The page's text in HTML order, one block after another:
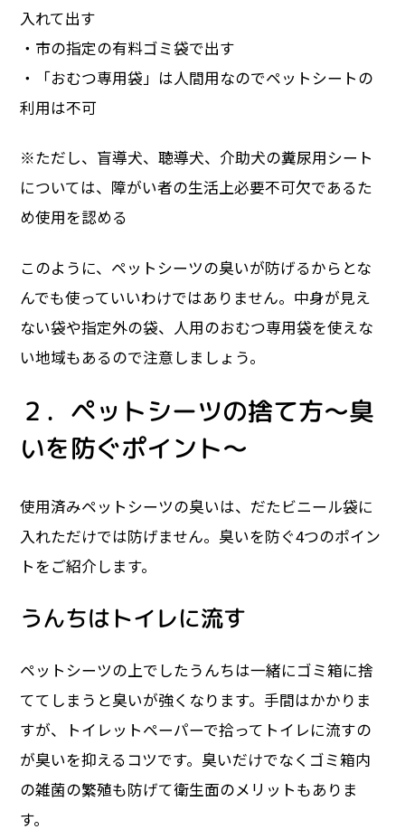
入れて出す
・市の指定の有料ゴミ袋で出す
・「おむつ専用袋」は人間用なのでペットシートの
利用は不可
※ただし、盲導犬、聴導犬、介助犬の糞尿用シート
については、障がい者の生活上必要不可欠であるた
め使用を認める
このように、ペットシーツの臭いが防げるからとな
んでも使っていいわけではありません。中身が見え
ない袋や指定外の袋、人用のおむつ専用袋を使えな
い地域もあるので注意しましょう。
２．ペットシーツの捨て方～臭
いを防ぐポイント～
使用済みペットシーツの臭いは、だたビニール袋に
入れただけでは防げません。臭いを防ぐ4つのポイン
トをご紹介します。
うんちはトイレに流す
ペットシーツの上でしたうんちは一緒にゴミ箱に捨
ててしまうと臭いが強くなります。手間はかかりま
すが、トイレットペーパーで拾ってトイレに流すの
が臭いを抑えるコツです。臭いだけでなくゴミ箱内
の雑菌の繁殖も防げて衛生面のメリットもありま
す。